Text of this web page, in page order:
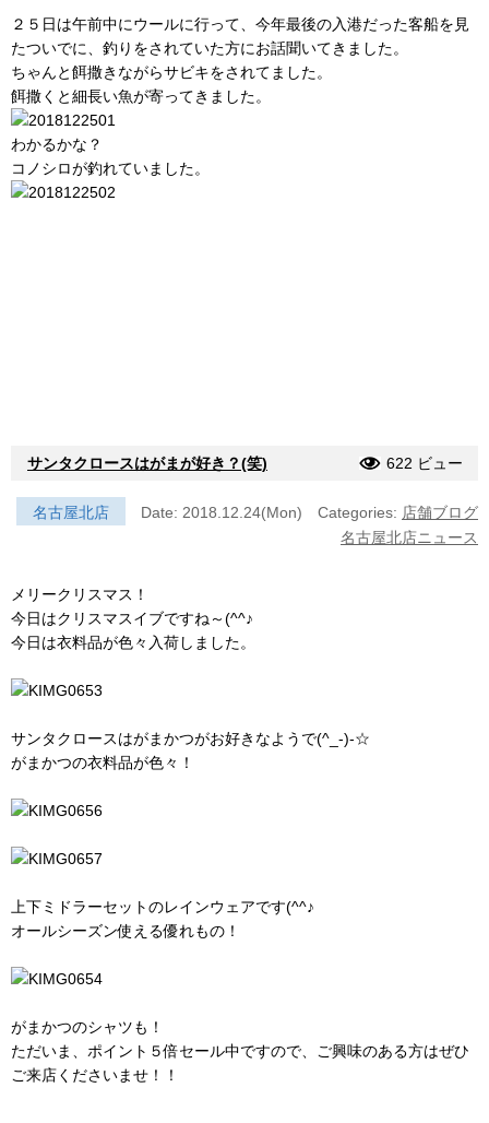
２５日は午前中にウールに行って、今年最後の入港だった客船を見
たついでに、釣りをされていた方にお話聞いてきました。
ちゃんと餌撒きながらサビキをされてました。
餌撒くと細長い魚が寄ってきました。
わかるかな？
コノシロが釣れていました。
サンタクロースはがまが好き？(笑) 622 ビュー
名古屋北店 Date: 2018.12.24(Mon) Categories: 店舗ブログ
名古屋北店ニュース
メリークリスマス！
今日はクリスマスイブですね～(^^♪
今日は衣料品が色々入荷しました。
サンタクロースはがまかつがお好きなようで(^_-)-☆
がまかつの衣料品が色々！
上下ミドラーセットのレインウェアです(^^♪
オールシーズン使える優れもの！
がまかつのシャツも！
ただいま、ポイント５倍セール中ですので、ご興味のある方はぜひ
ご来店くださいませ！！